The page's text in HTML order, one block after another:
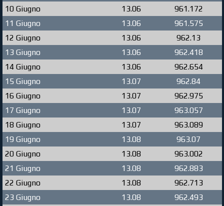
10 Giugno
13.06
961.172
11 Giugno
13.06
961.575
12 Giugno
13.06
962.13
13 Giugno
13.06
962.418
14 Giugno
13.06
962.654
15 Giugno
13.07
962.84
16 Giugno
13.07
962.975
17 Giugno
13.07
963.057
18 Giugno
13.07
963.089
19 Giugno
13.08
963.07
20 Giugno
13.08
963.002
21 Giugno
13.08
962.883
22 Giugno
13.08
962.713
23 Giugno
13.08
962.493